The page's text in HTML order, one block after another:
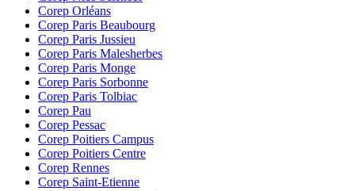
Corep Orléans
Corep Paris Beaubourg
Corep Paris Jussieu
Corep Paris Malesherbes
Corep Paris Monge
Corep Paris Sorbonne
Corep Paris Tolbiac
Corep Pau
Corep Pessac
Corep Poitiers Campus
Corep Poitiers Centre
Corep Rennes
Corep Saint-Etienne